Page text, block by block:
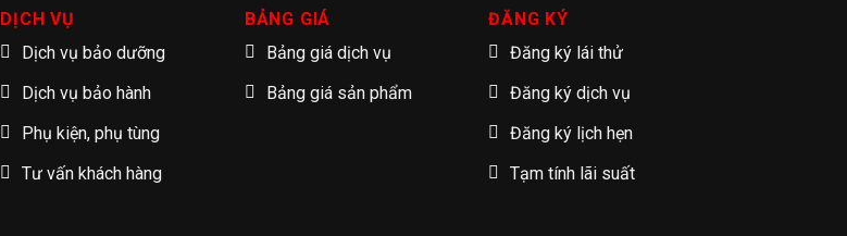
DỊCH VỤ
Dịch vụ bảo dưỡng
Dịch vụ bảo hành
Phụ kiện, phụ tùng
Tư vấn khách hàng
BẢNG GIÁ
Bảng giá dịch vụ
Bảng giá sản phẩm
ĐĂNG KÝ
Đăng ký lái thử
Đăng ký dịch vụ
Đăng ký lịch hẹn
Tạm tính lãi suất